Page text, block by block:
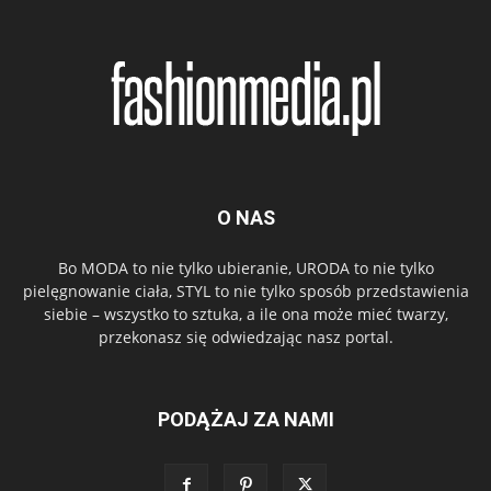
O NAS
Bo MODA to nie tylko ubieranie, URODA to nie tylko
pielęgnowanie ciała, STYL to nie tylko sposób przedstawienia
siebie – wszystko to sztuka, a ile ona może mieć twarzy,
przekonasz się odwiedzając nasz portal.
PODĄŻAJ ZA NAMI